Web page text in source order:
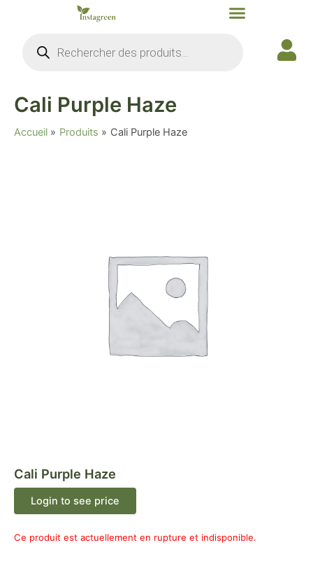
produits
Cali Purple Haze
Accueil Produits Cali Purple Haze
Cali Purple Haze
Login to see price
Ce produit est actuellement en rupture et indisponible.